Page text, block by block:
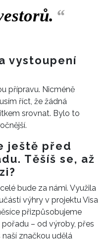
“
vystoupení
přípravu. Nicméně
říct, že žádná
srovnat. Bylo to
ještě před
Těšíš se, až
bude za námi. Využila
výhry v projektu Visa
přizpůsobujeme
– od výroby, přes
značkou udělá